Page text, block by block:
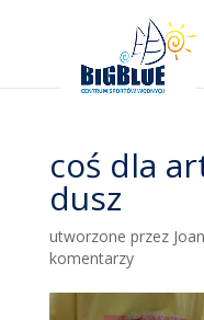
coś dla
dusz
utworzone przez
komentarzy